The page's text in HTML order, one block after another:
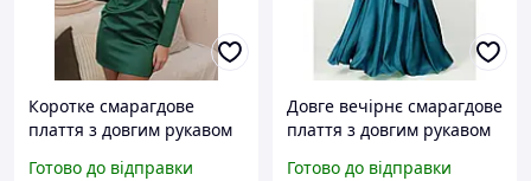
Коротке смарагдове
плаття з довгим рукавом
Готово до відправки
Довге вечірнє смарагдове
плаття з довгим рукавом
Готово до відправки